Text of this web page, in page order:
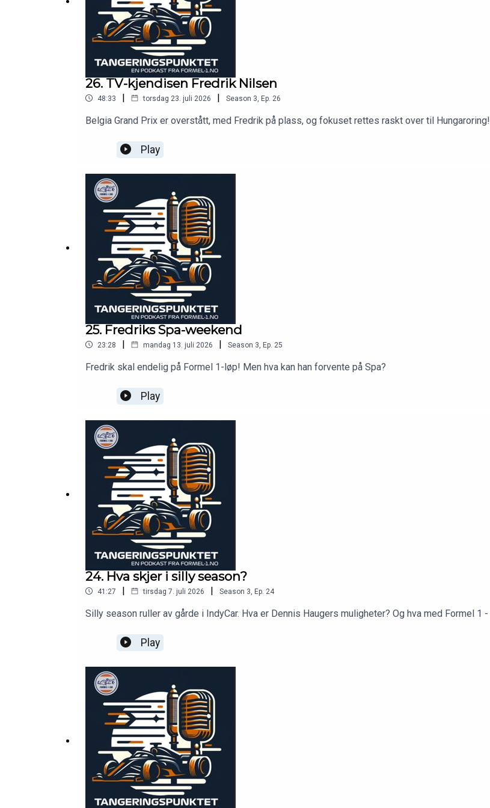
26. TV-kjendisen Fredrik Nilsen
48:33 | torsdag 23. juli 2026 | Season 3 Ep. 26
Belgia Grand Prix er overstått, med Fredrik på plass, og fokuset rettes raskt over til Hungaroring!
Play
25. Fredriks Spa-weekend
23:28 | mandag 13. juli 2026 | Season 3 Ep. 25
Fredrik skal endelig på Formel 1-løp! Men hva kan han forvente på Spa?
Play
24. Hva skjer i silly season?
41:27 | tirsdag 7. juli 2026 | Season 3 Ep. 24
Silly season ruller av gårde i IndyCar. Hva er Dennis Haugers muligheter? Og hva med Formel 1
Play